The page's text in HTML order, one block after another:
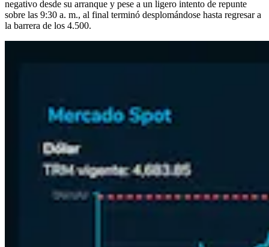
negativo desde su arranque y pese a un ligero intento de repunte
sobre las 9:30 a. m., al final terminó desplomándose hasta regresar a
la barrera de los 4.500.